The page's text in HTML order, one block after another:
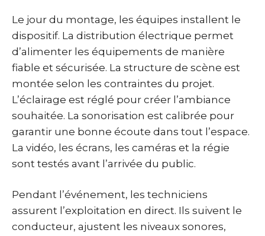
Le jour du montage, les équipes installent le
dispositif. La distribution électrique permet
d’alimenter les équipements de manière
fiable et sécurisée. La structure de scène est
montée selon les contraintes du projet.
L’éclairage est réglé pour créer l’ambiance
souhaitée. La sonorisation est calibrée pour
garantir une bonne écoute dans tout l’espace.
La vidéo, les écrans, les caméras et la régie
sont testés avant l’arrivée du public.
Pendant l’événement, les techniciens
assurent l’exploitation en direct. Ils suivent le
conducteur, ajustent les niveaux sonores,